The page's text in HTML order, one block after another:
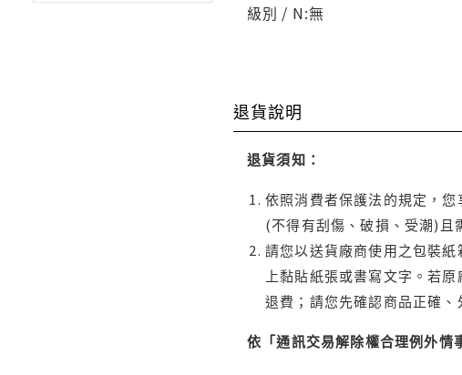
級別 / N:無
退貨說明
退貨須知：
依照消費者保護法的規定，
(不得有刮傷、破損、受潮)且
請您以送貨廠商使用之包裝
上黏貼紙張或書寫文字。若
退費；請您先確認商品正確
依「通訊交易解除權合理例外情